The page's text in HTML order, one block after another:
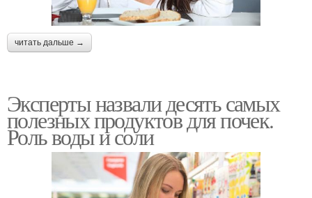
читать дальше →
Эксперты назвали десять самых
полезных продуктов для почек.
Роль воды и соли